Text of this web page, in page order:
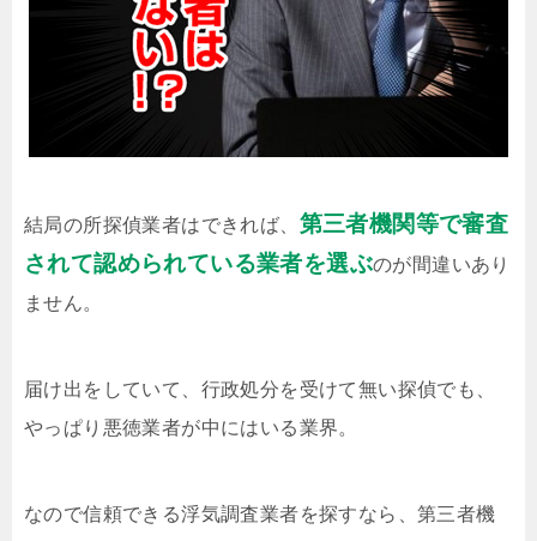
結局の所探偵業者はできれば、 第三者機関等で審査
されて認められている業者を選ぶのが間違いあり
ません。
届け出をしていて、行政処分を受けて無い探偵でも、
やっぱり悪徳業者が中にはいる業界。
なので信頼できる浮気調査業者を探すなら、第三者機